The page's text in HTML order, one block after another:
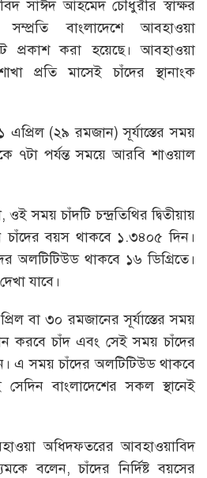
সাঈদ আহমেদ চৌধুরীর স্বাক্ষর
বাংলাদেশে আবহাওয়া
প্রকাশ করা হয়েছে। আবহাওয়া
প্রতি মাসেই চাঁদের স্থানাংক
(২৯ রমজান) সূর্যাস্তের সময়
৭টা পর্যন্ত সময়ে আরবি শাওয়াল
সময় চাঁদটি চন্দ্রতিথির দ্বিতীয়ায়
বয়স থাকবে ১.৩৪০৫ দিন।
অলটিটিউড থাকবে ১৬ ডিগ্রিতে।
যাবে।
বা ৩০ রমজানের সূর্যাস্তের সময়
করবে চাঁদ এবং সেই সময় চাঁদের
এ সময় চাঁদের অলটিটিউড থাকবে
বাংলাদেশের সকল স্থানেই
অধিদফতরের আবহাওয়াবিদ
বলেন, চাঁদের নির্দিষ্ট বয়সের